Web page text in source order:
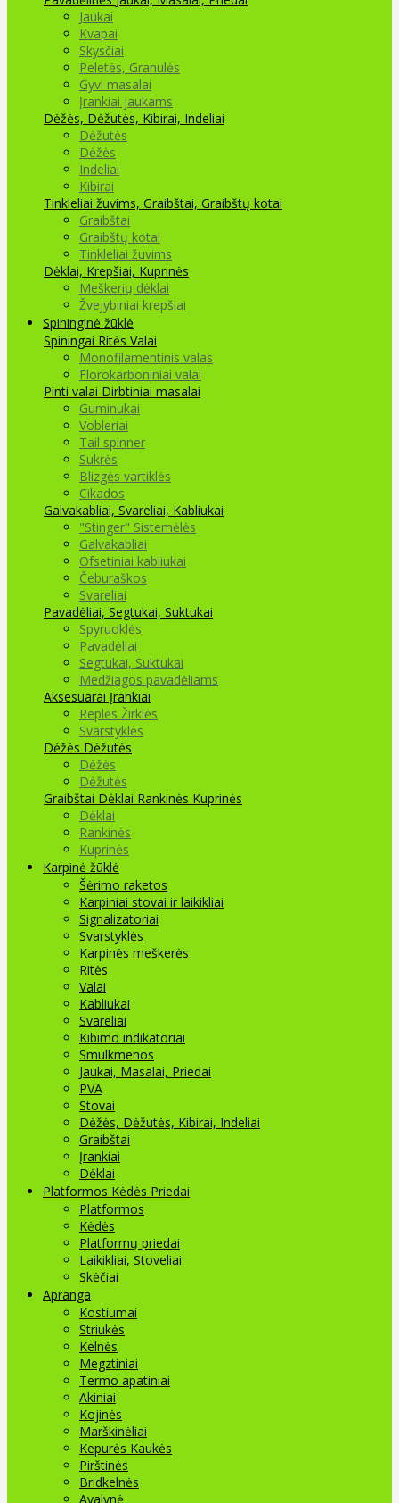
Jaukai
Kvapai
Skysčiai
Peletės, Granulės
Gyvi masalai
Įrankiai jaukams
Dėžės, Dėžutės, Kibirai, Indeliai
Dėžutės
Dėžės
Indeliai
Kibirai
Tinkleliai žuvims, Graibštai, Graibštų kotai
Graibštai
Graibštų kotai
Tinkleliai žuvims
Dėklai, Krepšiai, Kuprinės
Meškerių dėklai
Žvejybiniai krepšiai
Spininginė žūklė
Spiningai Ritės Valai
Monofilamentinis valas
Florokarboniniai valai
Pinti valai Dirbtiniai masalai
Guminukai
Vobleriai
Tail spinner
Sukrės
Blizgės vartiklės
Cikados
Galvakabliai, Svareliai, Kabliukai
"Stinger" Sistemėlės
Galvakabliai
Ofsetiniai kabliukai
Čeburaškos
Svareliai
Pavadėliai, Segtukai, Suktukai
Spyruoklės
Pavadėliai
Segtukai, Suktukai
Medžiagos pavadėliams
Aksesuarai Įrankiai
Replės Žirklės
Svarstyklės
Dėžės Dėžutės
Dėžės
Dėžutės
Graibštai Dėklai Rankinės Kuprinės
Dėklai
Rankinės
Kuprinės
Karpinė žūklė
Šėrimo raketos
Karpiniai stovai ir laikikliai
Signalizatoriai
Svarstyklės
Karpinės meškerės
Ritės
Valai
Kabliukai
Svareliai
Kibimo indikatoriai
Smulkmenos
Jaukai, Masalai, Priedai
PVA
Stovai
Dėžės, Dėžutės, Kibirai, Indeliai
Graibštai
Įrankiai
Dėklai
Platformos Kėdės Priedai
Platformos
Kėdės
Platformų priedai
Laikikliai, Stoveliai
Skėčiai
Apranga
Kostiumai
Striukės
Kelnės
Megztiniai
Termo apatiniai
Akiniai
Kojinės
Marškinėliai
Kepurės Kaukės
Pirštinės
Bridkelnės
Avalynė